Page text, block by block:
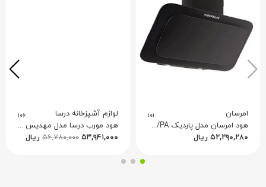
امرسان ۱۰۱
هود امرسان مدل پاردیک EHC/PA
۵۲,۲۹۰,۲۸۰ ریال
لوازم آشپزخانه درسا ۱۰۶
هود مورب درسا مدل مهدیس DH1309-90
۵۶,۷۸۰,۰۰۰ ۵۳,۹۴۱,۰۰۰ ریال